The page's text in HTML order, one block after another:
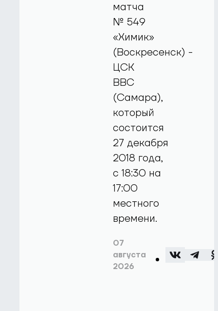
матча
№ 549
«Химик»
(Воскресенск) -
ЦСК
ВВС
(Самара),
который
состоится
27 декабря
2018 года,
с 18:30 на
17:00
местного
времени.
07
августа
2026